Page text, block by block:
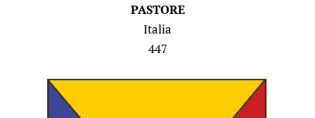
PASTORE
Italia
447